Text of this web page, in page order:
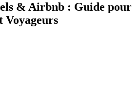
& Airbnb : Guide pour
Voyageurs